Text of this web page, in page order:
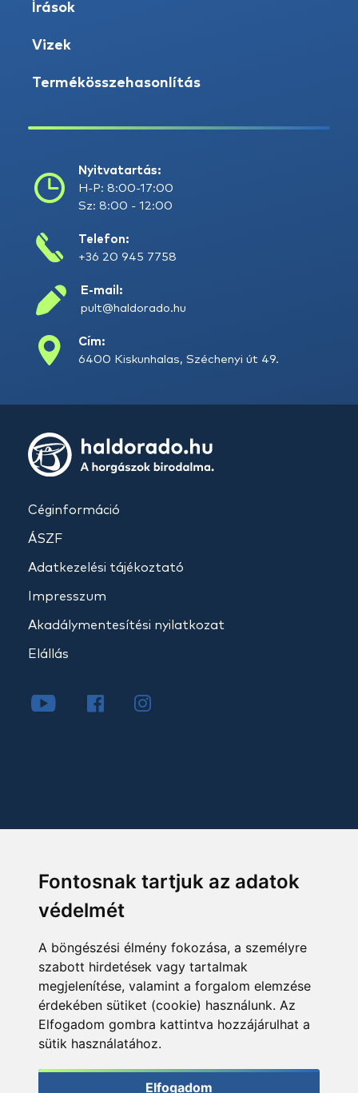
Fontosnak tartjuk az adatok
védelmét
A böngészési élmény fokozása, a személyre
szabott hirdetések vagy tartalmak
megjelenítése, valamint a forgalom elemzése
érdekében sütiket (cookie) használunk. Az
Elfogadom gombra kattintva hozzájárulhat a
sütik használatához.
Elfogadom
Írások
Vizek
Termékösszehasonlítás
Nyitvatartás:
H-P: 8:00-17:00
Sz: 8:00 - 12:00
Telefon:
+36 20 945 7758
E-mail:
pult@haldorado.hu
Cím:
6400 Kiskunhalas, Széchenyi út 49.
Céginformáció
ÁSZF
Adatkezelési tájékoztató
Impresszum
Akadálymentesítési nyilatkozat
Elállás